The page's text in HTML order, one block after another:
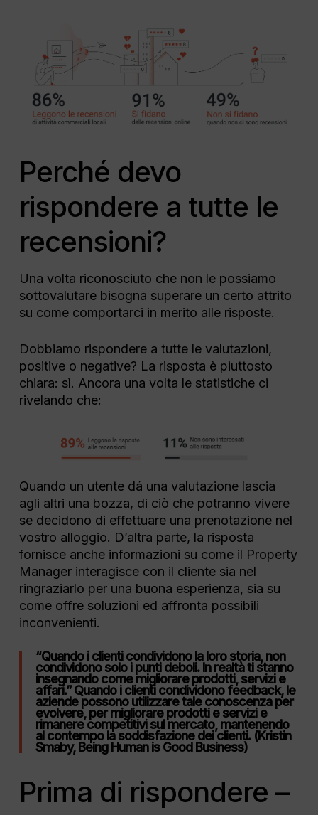
Perché devo
rispondere a tutte le
recensioni?
Una volta riconosciuto che non le possiamo
sottovalutare bisogna superare un certo attrito
su come comportarci in merito alle risposte.
Dobbiamo rispondere a tutte le valutazioni,
positive o negative? La risposta è piuttosto
chiara: sì. Ancora una volta le statistiche ci
rivelando che:
Quando un utente dá una valutazione lascia
agli altri una bozza, di ciò che potranno vivere
se decidono di effettuare una prenotazione nel
vostro alloggio. D’altra parte, la risposta
fornisce anche informazioni su come il Property
Manager interagisce con il cliente sia nel
ringraziarlo per una buona esperienza, sia su
come offre soluzioni ed affronta possibili
inconvenienti.
“Quando i clienti condividono la loro storia, non
condividono solo i punti deboli. In realtà ti stanno
insegnando come migliorare prodotti, servizi e
affari.” Quando i clienti condividono feedback, le
aziende possono utilizzare tale conoscenza per
evolvere, per migliorare prodotti e servizi e
rimanere competitivi sul mercato, mantenendo
al contempo la soddisfazione dei clienti. (Kristin
Smaby, Being Human is Good Business)
Prima di rispondere –